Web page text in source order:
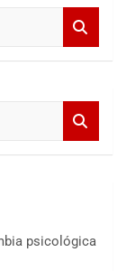
psicológica